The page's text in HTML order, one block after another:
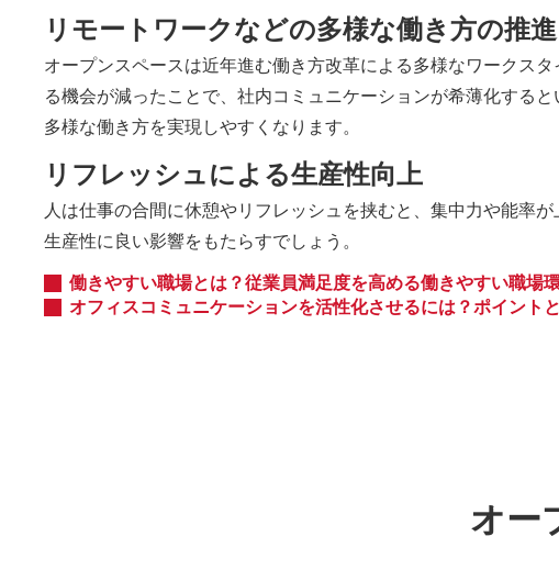
リモートワークなどの多様な働き方の推進
オープンスペースは近年進む働き方改革による多様なワークス
る機会が減ったことで、社内コミュニケーションが希薄化する
多様な働き方を実現しやすくなります。
リフレッシュによる生産性向上
人は仕事の合間に休憩やリフレッシュを挟むと、集中力や能率
生産性に良い影響をもたらすでしょう。
働きやすい職場とは？従業員満足度を高める働きやすい職場
オフィスコミュニケーションを活性化させるには？ポイント
オー